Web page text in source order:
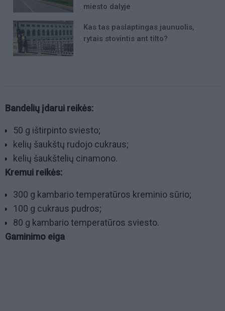
miesto dalyje
Kas tas paslaptingas jaunuolis,
rytais stovintis ant tilto?
Bandelių įdarui reikės:
50 g ištirpinto sviesto;
kelių šaukštų rudojo cukraus;
kelių šaukštelių cinamono.
Kremui reikės:
300 g kambario temperatūros kreminio sūrio;
100 g cukraus pudros;
80 g kambario temperatūros sviesto.
Gaminimo eiga